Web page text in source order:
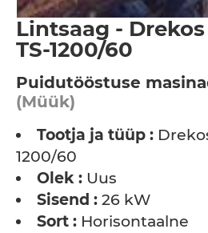
Lintsaag -
TS-1200/60
Puidutööstuse
(Müük)
Tootja ja tüüp :
1200/60
Olek : Uus
Sisend : 26 kW
Sort : Horisontaalne